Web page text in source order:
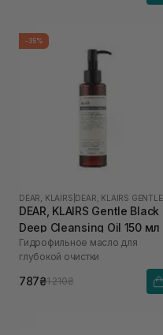
-35%
DEAR, KLAIRS
DEAR, KLAIRS Gentle Black
Deep Cleansing Oil 150 мл
Гидрофильное масло для
глубокой очистки
787₴1 210₴